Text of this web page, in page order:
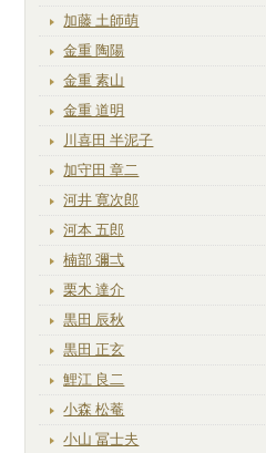
加藤 土師萌
金重 陶陽
金重 素山
金重 道明
川喜田 半泥子
加守田 章二
河井 寛次郎
河本 五郎
楠部 彌弌
栗木 達介
黒田 辰秋
黒田 正玄
鯉江 良二
小森 松菴
小山 冨士夫